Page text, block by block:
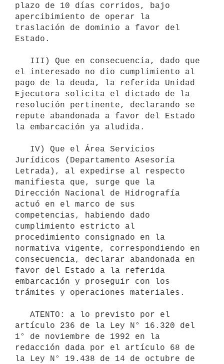
plazo de 10 días corridos, bajo
apercibimiento de operar la
traslación de dominio a favor del
Estado.
el interesado no dio cumplimiento al
pago de la deuda, la referida Unidad
Ejecutora solicita el dictado de la
resolución pertinente, declarando se
repute abandonada a favor del Estado
la embarcación ya aludida.
Jurídicos (Departamento Asesoría
Letrada), al expedirse al respecto
manifiesta que, surge que la
Dirección Nacional de Hidrografía
actuó en el marco de sus
competencias, habiendo dado
cumplimiento estricto al
procedimiento consignado en la
normativa vigente, correspondiendo en
consecuencia, declarar abandonada en
favor del Estado a la referida
embarcación y proseguir con los
trámites y operaciones materiales.
artículo 236 de la Ley N° 16.320 del
1° de noviembre de 1992 en la
redacción dada por el artículo 68 de
la Ley N° 19.438 de 14 de octubre de